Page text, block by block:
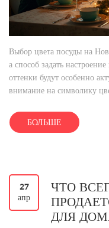
Выбор цвета посуды на
а способ задать
оттенки будут особенно
внимание на символику
и уютно. Вы узнаете,
оформлении праздничного
БОЛЬШЕ
27
апр
ЧТО
ДЛЯ